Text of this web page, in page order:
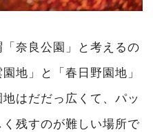
奈良公園」と考えるの
地」と「春日野園地」
はだだっ広くて、パッ
残すのが難しい場所で